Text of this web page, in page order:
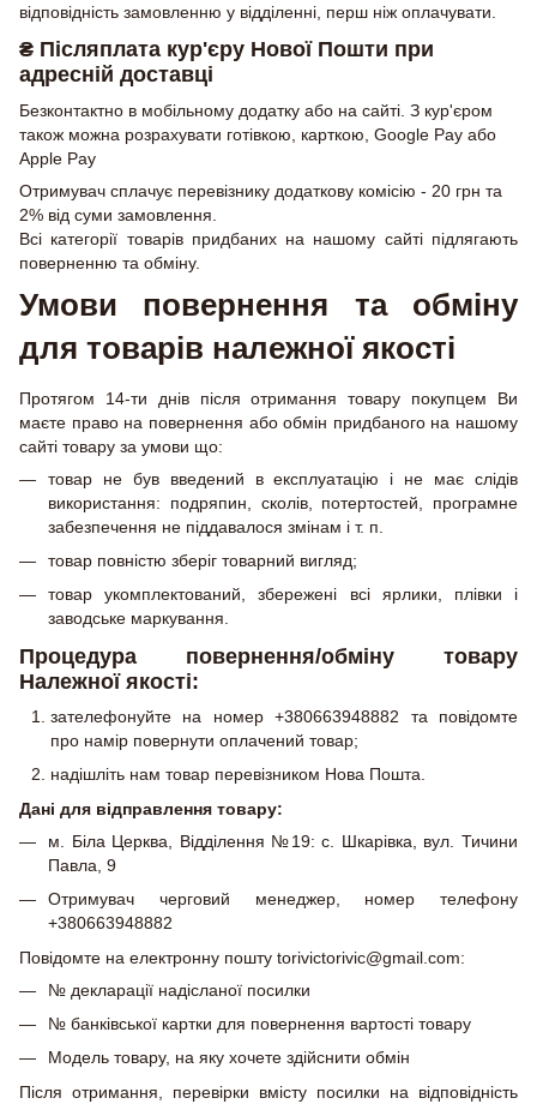
відповідність замовленню у відділенні, перш ніж оплачувати.
₴ Післяплата кур'єру Нової Пошти при
адресній доставці
Безконтактно в мобільному додатку або на сайті. З кур'єром
також можна розрахувати готівкою, карткою, Google Pay або
Apple Pay
Отримувач сплачує перевізнику додаткову комісію - 20 грн та
2% від суми замовлення.
Всі категорії товарів придбаних на нашому сайті підлягають
поверненню та обміну.
Умови повернення та обміну
для товарів належної якості
Протягом 14-ти днів після отримання товару покупцем Ви
маєте право на повернення або обмін придбаного на нашому
сайті товару за умови що:
товар не був введений в експлуатацію і не має слідів
використання: подряпин, сколів, потертостей, програмне
забезпечення не піддавалося змінам і т. п.
товар повністю зберіг товарний вигляд;
товар укомплектований, збережені всі ярлики, плівки і
заводське маркування.
Процедура повернення/обміну товару
Належної якості:
зателефонуйте на номер +380663948882 та повідомте
про намір повернути оплачений товар;
надішліть нам товар перевізником Нова Пошта.
Дані для відправлення товару:
м. Біла Церква, Відділення №19: с. Шкарівка, вул. Тичини
Павла, 9
Отримувач черговий менеджер, номер телефону
+380663948882
Повідомте на електронну пошту torivictorivic@gmail.com:
№ декларації надісланої посилки
№ банківської картки для повернення вартості товару
Модель товару, на яку хочете здійснити обмін
Після отримання, перевірки вмісту посилки на відповідність